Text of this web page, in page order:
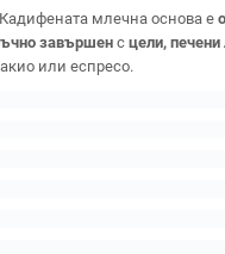
млечна основа е
завършен с цели,
или еспресо.